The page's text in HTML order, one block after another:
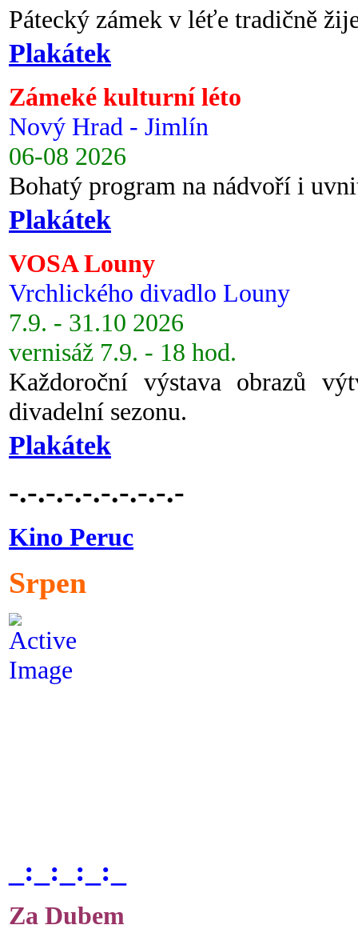
Pátecký zámek v léťe tradičně
Plakátek
Zámeké kulturní léto
Nový Hrad - Jimlín
06-08 2026
Bohatý program na nádvoří i
Plakátek
VOSA Louny
Vrchlického divadlo Louny
7.9. - 31.10 2026
vernisáž 7.9. - 18 hod.
Každoroční výstava obrazů
divadelní sezonu.
Plakátek
-.-.-.-.-.-.-.-.-.-
Kino Peruc
Srpen
_:_:_:_:_
Za Dubem